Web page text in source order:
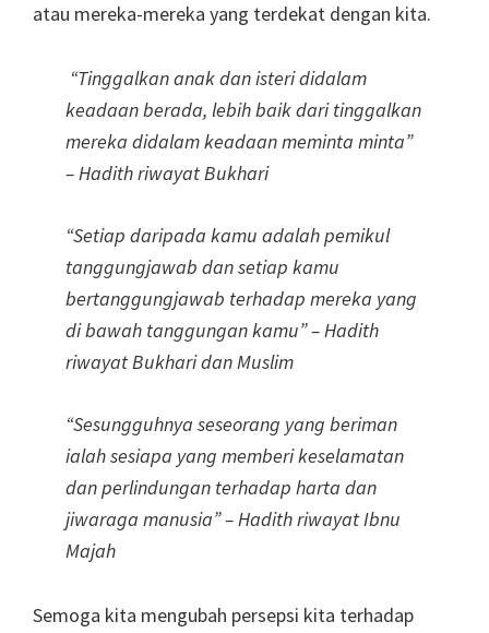
atau mereka-mereka yang terdekat dengan kita.
“Tinggalkan anak dan isteri didalam
keadaan berada, lebih baik dari tinggalkan
mereka didalam keadaan meminta minta”
– Hadith riwayat Bukhari
“Setiap daripada kamu adalah pemikul
tanggungjawab dan setiap kamu
bertanggungjawab terhadap mereka yang
di bawah tanggungan kamu” – Hadith
riwayat Bukhari dan Muslim
“Sesungguhnya seseorang yang beriman
ialah sesiapa yang memberi keselamatan
dan perlindungan terhadap harta dan
jiwaraga manusia” – Hadith riwayat Ibnu
Majah
Semoga kita mengubah persepsi kita terhadap